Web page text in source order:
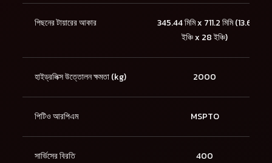
পিছনের টায়ারের আকার
345.44 মিমি x 711.2 মিমি (13.6
ইঞ্চি x 28 ইঞ্চি)
হাইড্রলিক্স উত্তোলন ক্ষমতা (kg) 2000
পিটিও আরপিএম MSPTO
সার্ভিসের বিরতি 400